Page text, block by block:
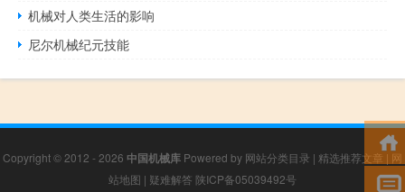
机械对人类生活的影响
尼尔机械纪元技能
Copyright © 2012 - 2026 中国机械库 Powered by 网站分类目录 | 精选推荐文章 | 网
站地图 | 疑难解答 陕ICP备05039492号